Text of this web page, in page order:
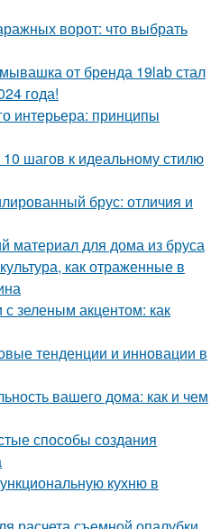
ворот: что выбрать
от бренда 19lab стал
года!
интерьера: принципы
шагов к идеальному стилю
брус: отличия и
материал для дома из бруса
как отраженные в
зеленым акцентом: как
тенденции и инновации в
вашего дома: как и чем
способы создания
кухню в